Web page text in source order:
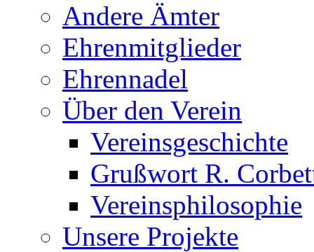
Andere Ämter
Ehrenmitglieder
Ehrennadel
Über den Verein
Vereinsgeschichte
Grußwort R.
Vereinsphilosophie
Unsere Projekte